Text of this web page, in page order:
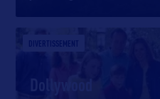
DIVERTISSEMENT
Dollywood